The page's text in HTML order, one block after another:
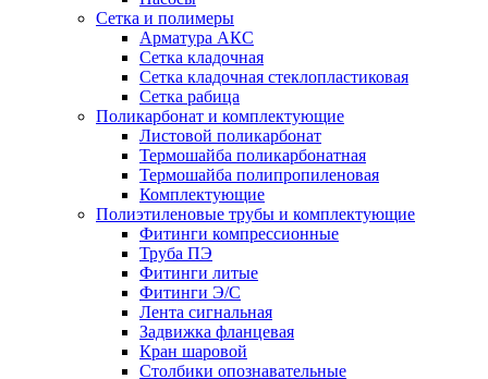
Сетка и полимеры
Арматура АКС
Сетка кладочная
Сетка кладочная стеклопластиковая
Сетка рабица
Поликарбонат и комплектующие
Листовой поликарбонат
Термошайба поликарбонатная
Термошайба полипропиленовая
Комплектующие
Полиэтиленовые трубы и комплектующие
Фитинги компрессионные
Труба ПЭ
Фитинги литые
Фитинги Э/С
Лента сигнальная
Задвижка фланцевая
Кран шаровой
Столбики опознавательные